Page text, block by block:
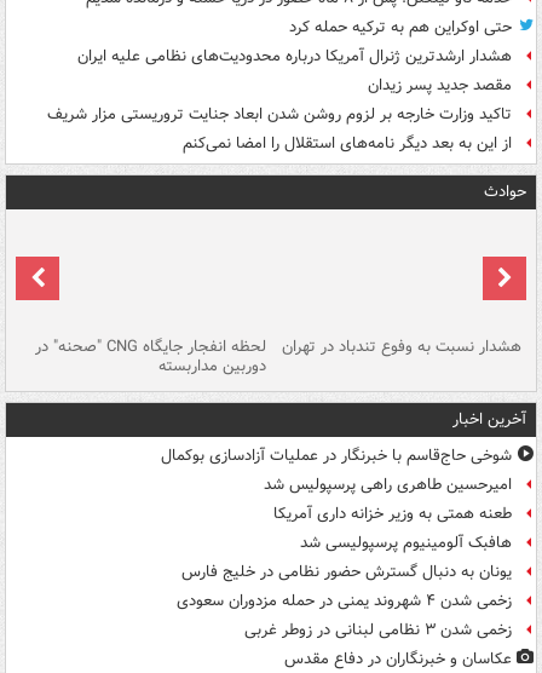
حتی اوکراین هم به ترکیه حمله کرد
هشدار ارشدترین ژنرال آمریکا درباره محدودیت‌های نظامی علیه ایران
مقصد جدید پسر زیدان
تاکید وزارت خارجه بر لزوم روشن شدن ابعاد جنایت تروریستی مزار شریف
از این به بعد دیگر نامه‌های استقلال را امضا نمی‌کنم
حوادث
هشدار نسبت به وفوع تندباد در تهران لحظه انفجار جایگاه CNG "صحنه" در
دوربین مداربسته
آخرین اخبار
شوخی حاج‌قاسم با خبرنگار در عملیات آزادسازی بوکمال
امیرحسین طاهری راهی پرسپولیس شد
طعنه همتی به وزیر خزانه داری آمریکا
هافبک آلومینیوم پرسپولیسی شد
یونان به دنبال گسترش حضور نظامی در خلیج فارس
زخمی شدن ۴ شهروند یمنی در حمله مزدوران سعودی
زخمی شدن ۳ نظامی لبنانی در زوطر غربی
عکاسان و خبرنگاران در دفاع مقدس